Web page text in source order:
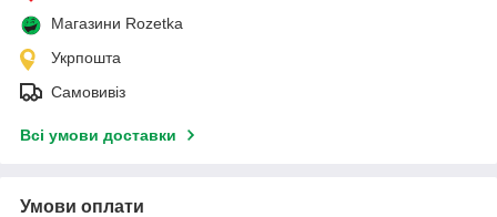
Магазини Rozetka
Укрпошта
Самовивіз
Всі умови доставки
Умови оплати